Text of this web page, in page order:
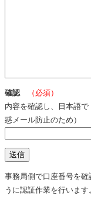
確認
（必須）
内容を確認し、日本語
惑メール防止のため）
事務局側で口座番号を
うに認証作業を行います